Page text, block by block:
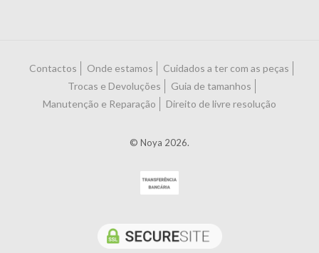
Contactos Onde estamos
Cuidados a ter com as peças
Trocas e Devoluções
Guia de tamanhos
Manutenção e Reparação
Direito de livre resolução
© Noya 2026.